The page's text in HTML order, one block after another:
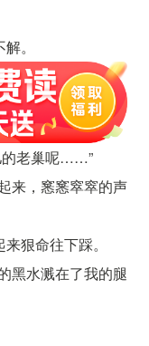
。
的老巢呢……”
来，窸窸窣窣的声
狠命往下踩。
黑水溅在了我的腿